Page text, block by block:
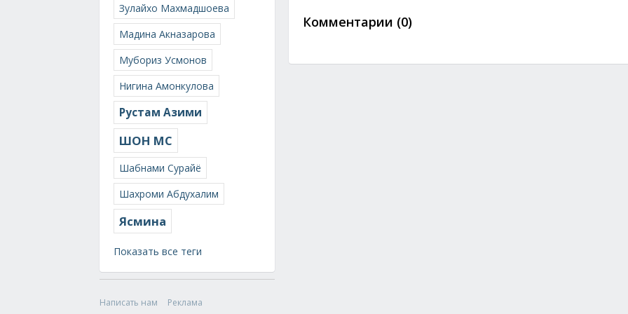
Зулайхо Махмадшоева
Мадина Акназарова
Мубориз Усмонов
Нигина Амонкулова
Рустам Азими
ШОН МС
Шабнами Сурайё
Шахроми Абдухалим
Ясмина
Показать все теги
Написать нам
Реклама
Комментарии (0)